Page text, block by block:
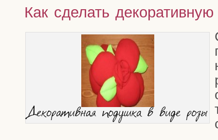
Как сделать
Деко­ра­тив­ная подуш­ка в виде розы